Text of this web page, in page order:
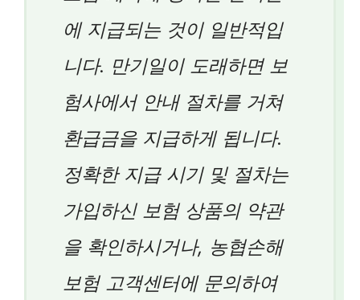
에 지급되는 것이 일반적입
니다. 만기일이 도래하면 보
험사에서 안내 절차를 거쳐
환급금을 지급하게 됩니다.
정확한 지급 시기 및 절차는
가입하신 보험 상품의 약관
을 확인하시거나, 농협손해
보험 고객센터에 문의하여